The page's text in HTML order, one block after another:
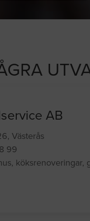
AB
Västerås
99